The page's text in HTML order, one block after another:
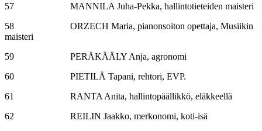
57 MANNILA Juha-Pekka, hallintotieteiden maisteri
58 ORZECH Maria, pianonsoiton opettaja, Musiikin
maisteri
59 PERÄKÄÄLY Anja, agronomi
60 PIETILÄ Tapani, rehtori, EVP.
61 RANTA Anita, hallintopäällikkö, eläkkeellä
62 REILIN Jaakko, merkonomi, koti-isä